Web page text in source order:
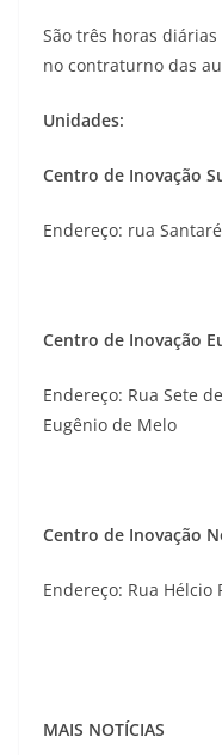
São três horas
no contraturno das
Unidades:
Centro de Inovação
Endereço: rua
Centro de Inovação
Endereço: Rua Sete
Eugênio de Melo
Centro de Inovação
Endereço: Rua Hélcio
MAIS NOTÍCIAS